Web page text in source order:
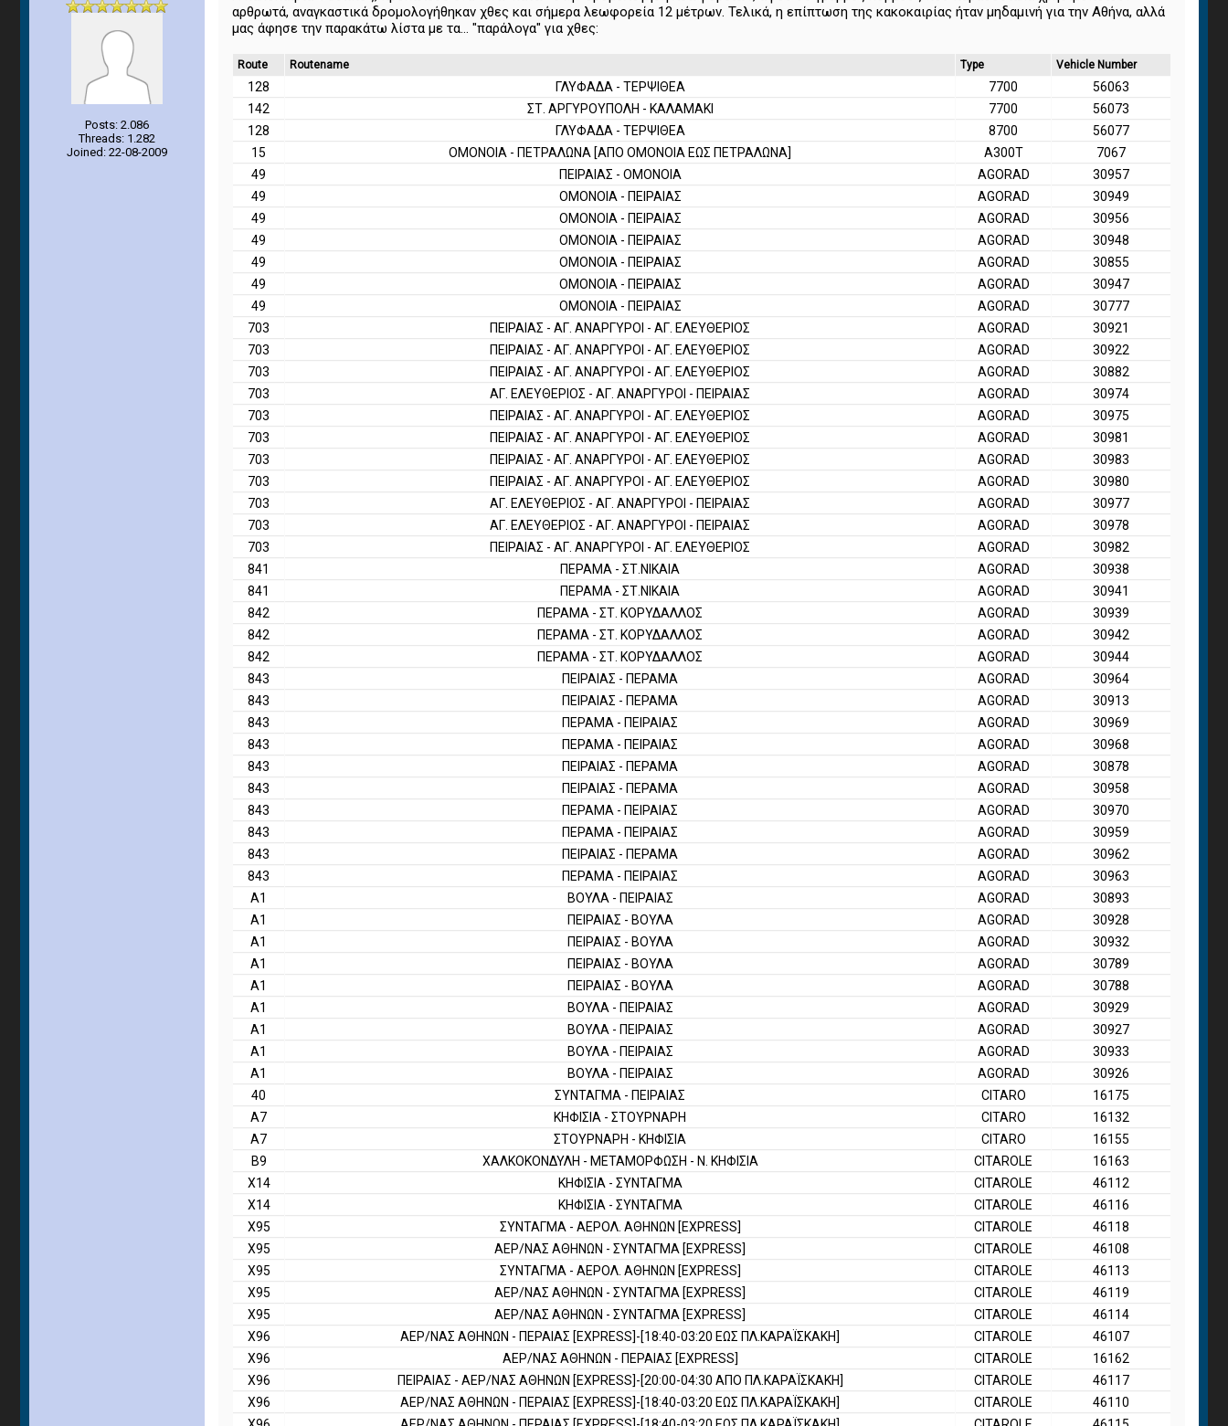
Posts: 2.086
Threads: 1.282
Joined: 22-08-2009
αρθρωτά, αναγκαστικά δρομολογήθηκαν χθες και σήμερα λεωφορεία 12 μέτρων. Τελικά, η επίπτωση της κακοκαιρίας ήταν μηδαμινή για την Αθήνα, αλλά
μας άφησε την παρακάτω λίστα με τα... "παράλογα" για χθες:
Route Routename Type Vehicle Number
128 ΓΛΥΦΑΔΑ - ΤΕΡΨΙΘΕΑ 7700
56063
142
ΣΤ. ΑΡΓΥΡΟΥΠΟΛΗ - ΚΑΛΑΜΑΚΙ 7700
56073
128
ΓΛΥΦΑΔΑ - ΤΕΡΨΙΘΕΑ 8700
56077
15
ΟΜΟΝΟΙΑ - ΠΕΤΡΑΛΩΝΑ [ΑΠΟ ΟΜΟΝΟΙΑ ΕΩΣ ΠΕΤΡΑΛΩΝΑ] A300T
7067
49
ΠΕΙΡΑΙΑΣ - ΟΜΟΝΟΙΑ AGORAD
30957
49
ΟΜΟΝΟΙΑ - ΠΕΙΡΑΙΑΣ AGORAD
30949
49
ΟΜΟΝΟΙΑ - ΠΕΙΡΑΙΑΣ AGORAD
30956
49
ΟΜΟΝΟΙΑ - ΠΕΙΡΑΙΑΣ AGORAD
30948
49
ΟΜΟΝΟΙΑ - ΠΕΙΡΑΙΑΣ AGORAD
30855
49
ΟΜΟΝΟΙΑ - ΠΕΙΡΑΙΑΣ AGORAD
30947
49
ΟΜΟΝΟΙΑ - ΠΕΙΡΑΙΑΣ AGORAD
30777
703
ΠΕΙΡΑΙΑΣ - ΑΓ. ΑΝΑΡΓΥΡΟΙ - ΑΓ. ΕΛΕΥΘΕΡΙΟΣ AGORAD
30921
703
ΠΕΙΡΑΙΑΣ - ΑΓ. ΑΝΑΡΓΥΡΟΙ - ΑΓ. ΕΛΕΥΘΕΡΙΟΣ AGORAD
30922
703
ΠΕΙΡΑΙΑΣ - ΑΓ. ΑΝΑΡΓΥΡΟΙ - ΑΓ. ΕΛΕΥΘΕΡΙΟΣ AGORAD
30882
703
ΑΓ. ΕΛΕΥΘΕΡΙΟΣ - ΑΓ. ΑΝΑΡΓΥΡΟΙ - ΠΕΙΡΑΙΑΣ AGORAD
30974
703
ΠΕΙΡΑΙΑΣ - ΑΓ. ΑΝΑΡΓΥΡΟΙ - ΑΓ. ΕΛΕΥΘΕΡΙΟΣ AGORAD
30975
703
ΠΕΙΡΑΙΑΣ - ΑΓ. ΑΝΑΡΓΥΡΟΙ - ΑΓ. ΕΛΕΥΘΕΡΙΟΣ AGORAD
30981
703
ΠΕΙΡΑΙΑΣ - ΑΓ. ΑΝΑΡΓΥΡΟΙ - ΑΓ. ΕΛΕΥΘΕΡΙΟΣ AGORAD
30983
703
ΠΕΙΡΑΙΑΣ - ΑΓ. ΑΝΑΡΓΥΡΟΙ - ΑΓ. ΕΛΕΥΘΕΡΙΟΣ AGORAD
30980
703
ΑΓ. ΕΛΕΥΘΕΡΙΟΣ - ΑΓ. ΑΝΑΡΓΥΡΟΙ - ΠΕΙΡΑΙΑΣ AGORAD
30977
703
ΑΓ. ΕΛΕΥΘΕΡΙΟΣ - ΑΓ. ΑΝΑΡΓΥΡΟΙ - ΠΕΙΡΑΙΑΣ AGORAD
30978
703
ΠΕΙΡΑΙΑΣ - ΑΓ. ΑΝΑΡΓΥΡΟΙ - ΑΓ. ΕΛΕΥΘΕΡΙΟΣ AGORAD
30982
841
ΠΕΡΑΜΑ - ΣΤ.ΝΙΚΑΙΑ AGORAD
30938
841
ΠΕΡΑΜΑ - ΣΤ.ΝΙΚΑΙΑ AGORAD
30941
842
ΠΕΡΑΜΑ - ΣΤ. ΚΟΡΥΔΑΛΛΟΣ AGORAD
30939
842
ΠΕΡΑΜΑ - ΣΤ. ΚΟΡΥΔΑΛΛΟΣ AGORAD
30942
842
ΠΕΡΑΜΑ - ΣΤ. ΚΟΡΥΔΑΛΛΟΣ AGORAD
30944
843
ΠΕΙΡΑΙΑΣ - ΠΕΡΑΜΑ AGORAD
30964
843
ΠΕΙΡΑΙΑΣ - ΠΕΡΑΜΑ AGORAD
30913
843
ΠΕΡΑΜΑ - ΠΕΙΡΑΙΑΣ AGORAD
30969
843
ΠΕΡΑΜΑ - ΠΕΙΡΑΙΑΣ AGORAD
30968
843
ΠΕΙΡΑΙΑΣ - ΠΕΡΑΜΑ AGORAD
30878
843
ΠΕΙΡΑΙΑΣ - ΠΕΡΑΜΑ AGORAD
30958
843
ΠΕΡΑΜΑ - ΠΕΙΡΑΙΑΣ AGORAD
30970
843
ΠΕΡΑΜΑ - ΠΕΙΡΑΙΑΣ AGORAD
30959
843
ΠΕΙΡΑΙΑΣ - ΠΕΡΑΜΑ AGORAD
30962
843
ΠΕΡΑΜΑ - ΠΕΙΡΑΙΑΣ AGORAD
30963
Α1
ΒΟΥΛΑ - ΠΕΙΡΑΙΑΣ AGORAD
30893
Α1
ΠΕΙΡΑΙΑΣ - ΒΟΥΛΑ AGORAD
30928
Α1
ΠΕΙΡΑΙΑΣ - ΒΟΥΛΑ AGORAD
30932
Α1
ΠΕΙΡΑΙΑΣ - ΒΟΥΛΑ AGORAD
30789
Α1
ΠΕΙΡΑΙΑΣ - ΒΟΥΛΑ AGORAD
30788
Α1
ΒΟΥΛΑ - ΠΕΙΡΑΙΑΣ AGORAD
30929
Α1
ΒΟΥΛΑ - ΠΕΙΡΑΙΑΣ AGORAD
30927
Α1
ΒΟΥΛΑ - ΠΕΙΡΑΙΑΣ AGORAD
30933
Α1
ΒΟΥΛΑ - ΠΕΙΡΑΙΑΣ AGORAD
30926
40
ΣΥΝΤΑΓΜΑ - ΠΕΙΡΑΙΑΣ CITARO
16175
Α7
ΚΗΦΙΣΙΑ - ΣΤΟΥΡΝΑΡΗ CITARO
16132
Α7
ΣΤΟΥΡΝΑΡΗ - ΚΗΦΙΣΙΑ CITARO
16155
Β9
ΧΑΛΚΟΚΟΝΔΥΛΗ - ΜΕΤΑΜΟΡΦΩΣΗ - Ν. ΚΗΦΙΣΙΑ CITAROLE
16163
Χ14
ΚΗΦΙΣΙΑ - ΣΥΝΤΑΓΜΑ CITAROLE
46112
Χ14
ΚΗΦΙΣΙΑ - ΣΥΝΤΑΓΜΑ CITAROLE
46116
Χ95
ΣΥΝΤΑΓΜΑ - ΑΕΡΟΛ. ΑΘΗΝΩΝ [EXPRESS] CITAROLE
46118
Χ95
ΑΕΡ/ΝΑΣ ΑΘΗΝΩΝ - ΣΥΝΤΑΓΜΑ [EXPRESS] CITAROLE
46108
Χ95
ΣΥΝΤΑΓΜΑ - ΑΕΡΟΛ. ΑΘΗΝΩΝ [EXPRESS] CITAROLE
46113
Χ95
ΑΕΡ/ΝΑΣ ΑΘΗΝΩΝ - ΣΥΝΤΑΓΜΑ [EXPRESS] CITAROLE
46119
Χ95
ΑΕΡ/ΝΑΣ ΑΘΗΝΩΝ - ΣΥΝΤΑΓΜΑ [EXPRESS] CITAROLE
46114
Χ96
ΑΕΡ/ΝΑΣ ΑΘΗΝΩΝ - ΠΕΡΑΙΑΣ [EXPRESS]-[18:40-03:20 ΕΩΣ ΠΛ.ΚΑΡΑΪΣΚΑΚΗ] CITAROLE
46107
Χ96
ΑΕΡ/ΝΑΣ ΑΘΗΝΩΝ - ΠΕΡΑΙΑΣ [EXPRESS] CITAROLE
16162
Χ96
ΠΕΙΡΑΙΑΣ - ΑΕΡ/ΝΑΣ ΑΘΗΝΩΝ [EXPRESS]-[20:00-04:30 ΑΠΟ ΠΛ.ΚΑΡΑΪΣΚΑΚΗ] CITAROLE
46117
Χ96
ΑΕΡ/ΝΑΣ ΑΘΗΝΩΝ - ΠΕΡΑΙΑΣ [EXPRESS]-[18:40-03:20 ΕΩΣ ΠΛ.ΚΑΡΑΪΣΚΑΚΗ] CITAROLE
46110